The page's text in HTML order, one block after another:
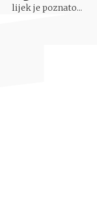
lijek je poznato...